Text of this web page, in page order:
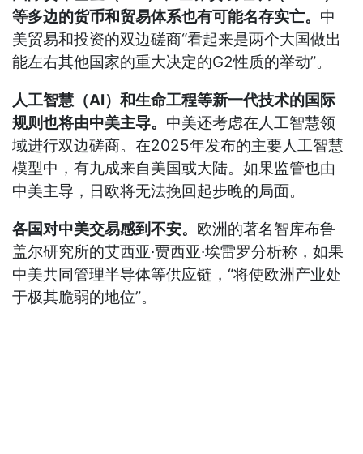
等多边的货币和贸易体系也有可能名存实亡。 中
美贸易和投资的双边磋商“看起来是两个大国做出
能左右其他国家的重大决定的G2性质的举动”。
人工智慧（AI）和生命工程等新一代技术的国际
规则也将由中美主导。 中美还考虑在人工智慧领
域进行双边磋商。在2025年发布的主要人工智慧
模型中，有九成来自美国或大陆。如果监管也由
中美主导，日欧将无法挽回起步晚的局面。
各国对中美交易感到不安。 欧洲的著名智库布鲁
盖尔研究所的艾西亚·贾西亚·埃雷罗分析称，如果
中美共同管理半导体等供应链，“将使欧洲产业处
于极其脆弱的地位”。